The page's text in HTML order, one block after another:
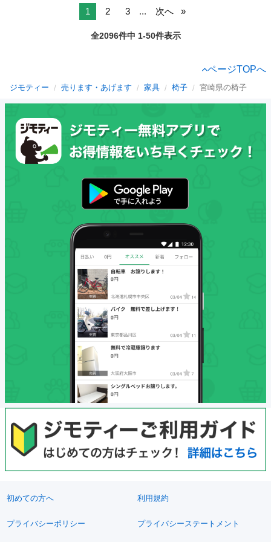
1 2 3 ... 次へ
全2096件中 1-50件表示
ページTOPへ
ジモティー 売ります・あげます 家具 椅子 宮崎県の椅子
初めての方へ 利用規約
プライバシーポリシー プライバシーステートメント